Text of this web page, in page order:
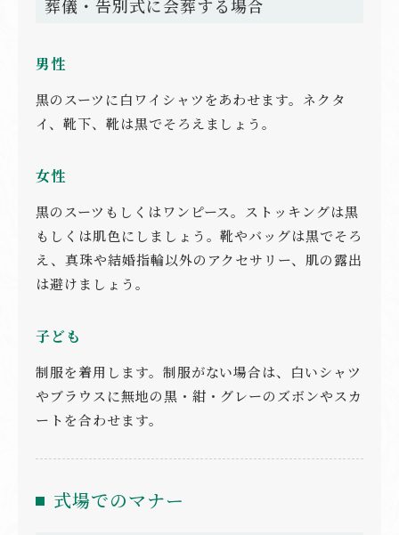
葬儀・告別式に会葬する場合
男性
黒のスーツに白ワイシャツをあわせます。ネクタ
イ、靴下、靴は黒でそろえましょう。
女性
黒のスーツもしくはワンピース。ストッキングは黒
もしくは肌色にしましょう。靴やバッグは黒でそろ
え、真珠や結婚指輪以外のアクセサリー、肌の露出
は避けましょう。
子ども
制服を着用します。制服がない場合は、白いシャツ
やブラウスに無地の黒・紺・グレーのズボンやスカ
ートを合わせます。
式場でのマナー